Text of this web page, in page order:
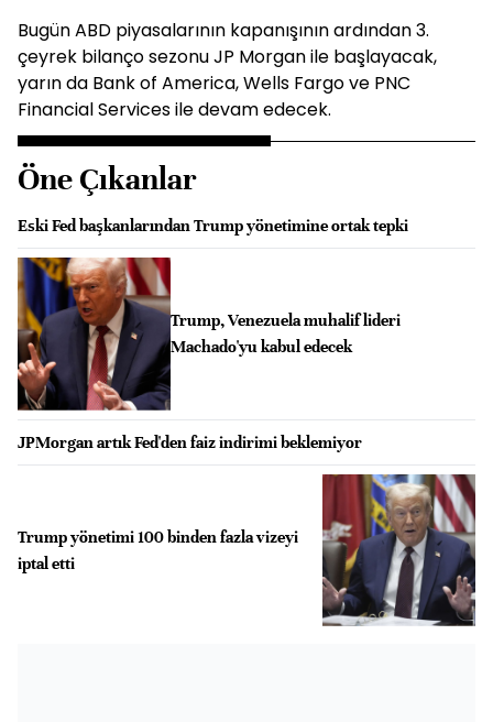
Bugün ABD piyasalarının kapanışının ardından 3.
çeyrek bilanço sezonu JP Morgan ile başlayacak,
yarın da Bank of America, Wells Fargo ve PNC
Financial Services ile devam edecek.
Öne Çıkanlar
Eski Fed başkanlarından Trump yönetimine ortak tepki
Trump, Venezuela muhalif lideri
Machado'yu kabul edecek
JPMorgan artık Fed'den faiz indirimi beklemiyor
Trump yönetimi 100 binden fazla vizeyi
iptal etti